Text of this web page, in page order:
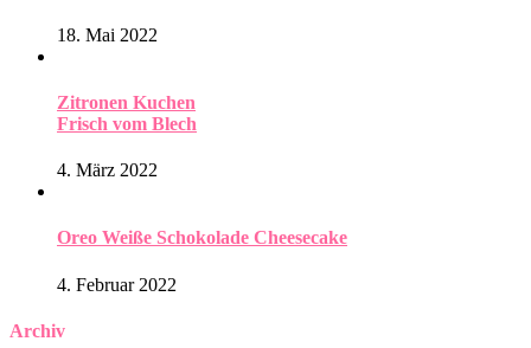
18. Mai 2022
Zitronen Kuchen
Frisch vom Blech
4. März 2022
Oreo Weiße Schokolade Cheesecake
4. Februar 2022
Archiv